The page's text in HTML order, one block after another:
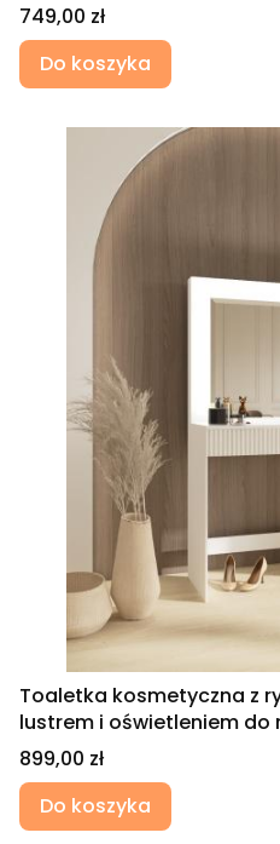
Cena
749,00 zł
Do koszyka
Toaletka kosmetyczna z
lustrem i oświetleniem do
Cena
899,00 zł
Do koszyka